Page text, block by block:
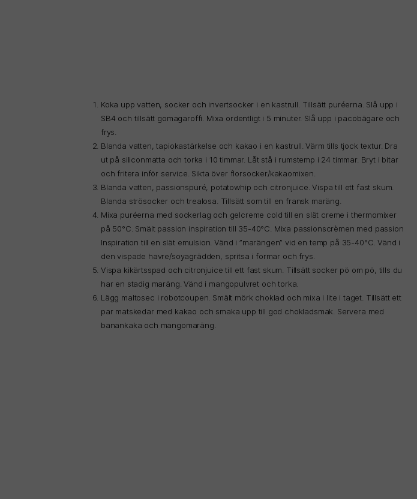
Koka upp vatten, socker och invertsocker i en kastrull. Tillsätt puréerna. Slå upp i
SB4 och tillsätt gomagaroffi. Mixa ordentligt i 5 minuter. Slå upp i pacobägare och
frys.
Blanda vatten, tapiokastärkelse och kakao i en kastrull. Värm tills tjock textur. Dra
ut på siliconmatta och torka i 10 timmar. Låt stå i rumstemp i 24 timmar. Bryt i bitar
och fritera inför service. Sikta över florsocker/kakaomixen.
Blanda vatten, passionspuré, potatowhip och citronjuice. Vispa till ett fast skum.
Blanda strösocker och trealosa. Tillsätt som till en fransk maräng.
Mixa puréerna med sockerlag och gelcreme cold till en slät creme i thermomixer
på 50°C. Smält passion inspiration till 35-40°C. Mixa passionscrèmen med passion
Inspiration till en slät emulsion. Vänd i ”marängen” vid en temp på 35-40°C. Vänd i
den vispade havre/soyagrädden, spritsa i formar och frys.
Vispa kikärtsspad och citronjuice till ett fast skum. Tillsätt socker pö om pö, tills du
har en stadig maräng. Vänd i mangopulvret och torka.
Lägg maltosec i robotcoupen. Smält mörk choklad och mixa i lite i taget. Tillsätt ett
par matskedar med kakao och smaka upp till god chokladsmak. Servera med
banankaka och mangomaräng.